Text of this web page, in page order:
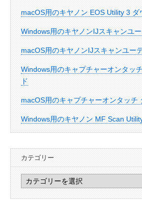
macOS用のキヤノン EOS Utility 3 ダ
Windows用のキヤノンIJスキャンユ
macOS用のキヤノンIJスキャンユー
Windows用のキャプチャーオンタッ
ド
macOS用のキャプチャーオンタッチ
Windows用のキヤノン MF Scan
カテゴリー